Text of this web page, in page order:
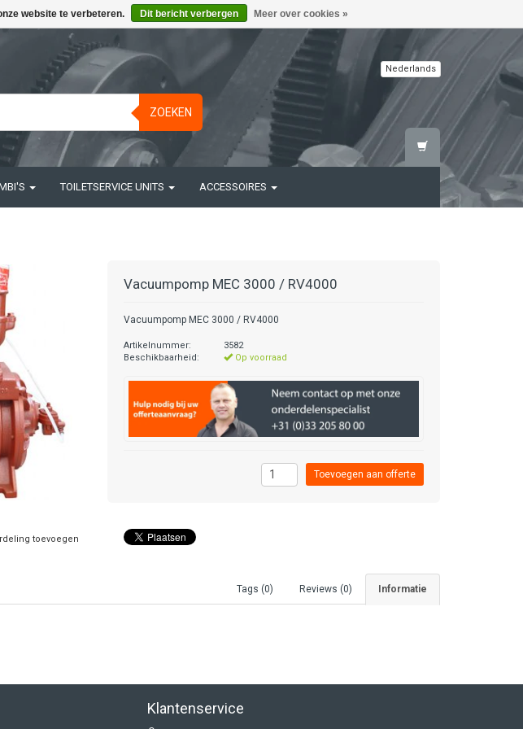
ZOEKEN
Nederlands
TOILETSERVICE UNITS ACCESSOIRES
Vacuumpomp MEC 3000 / RV4000
Vacuumpomp MEC 3000 / RV4000
Artikelnummer:
3582
Beschikbaarheid:
Op voorraad
toevoegen
Informatie
Reviews (0)
Tags (0)
Klantenservice
website te verbeteren. Dit bericht verbergen Meer over cookies »